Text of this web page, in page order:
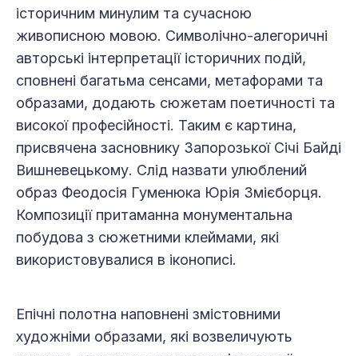
історичним минулим та сучасною
живописною мовою. Символічно-алегоричні
авторські інтерпретації історичних подій,
сповнені багатьма сенсами, метафорами та
образами, додають сюжетам поетичності та
високої професійності. Таким є картина,
присвячена засновнику Запорозької Січі Байді
Вишневецькому. Слід назвати улюблений
образ Феодосія Гуменюка Юрія Змієборця.
Композиції притаманна монументальна
побудова з сюжетними клеймами, які
використовувалися в іконописі.
Епічні полотна наповнені змістовними
художніми образами, які возвеличують